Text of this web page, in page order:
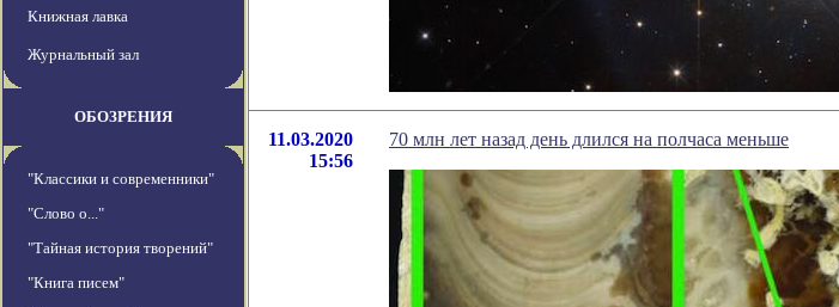
Книжная лавка
Журнальный зал
ОБОЗРЕНИЯ
"Классики и современники"
"Слово о..."
"Тайная история творений"
"Книга писем"
11.03.2020
15:56
70 млн лет назад день длился на полчаса меньше